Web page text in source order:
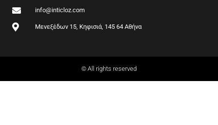
info@inticloz.com
Μενεξέδων 15, Κηφισιά, 145 64 Αθήνα
© All rights reserved